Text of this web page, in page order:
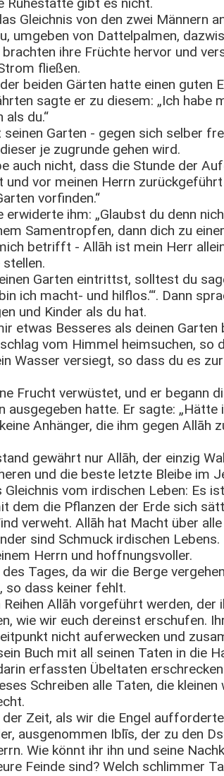
Gleichnis von den zwei Männern
umgeben von Dattelpalmen,
ihre Früchte hervor und
fließen.
beiden Gärten hatte einen guten
sagte er zu diesem: „Ich habe
als du.“
Garten - gegen sich selber
je zugrunde gehen wird.
auch nicht, dass die Stunde der
und vor meinen Herrn
vorfinden.“
erwiderte ihm: „Glaubst du denn
Samentropfen, dann dich zu
betrifft - Allāh ist mein Herr
Garten eintrittst, solltest du
ich macht- und hilflos.‘“. Dann
und Kinder als du hat.
etwas Besseres als deinen Garten
vom Himmel heimsuchen, so
Wasser versiegt, so dass du es
Frucht verwüstet, und er begann
ausgegeben hatte. Er sagte:
Anhänger, die ihm gegen Allāh
gewährt nur Allāh, der einzig
und die beste letzte Bleibe im
Gleichnis vom irdischen Leben: Es
dem die Pflanzen der Erde sich
verweht. Allāh hat Macht über alle
sind Schmuck irdischen
Herrn und hoffnungsvoller.
Tages, da wir die Berge
so dass keiner fehlt.
Allāh vorgeführt werden, der
wie wir euch dereinst erschufen.
nicht auferwecken und
Buch mit all seinen Taten in die
erfassten Übeltaten
Schreiben alle Taten, die
Zeit, als wir die Engel
ausgenommen Iblīs, der zu den
Wie könnt ihr ihn und seine
Feinde sind? Welch schlimmer